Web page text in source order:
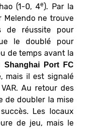
(1-0, 4e). Par la
Melendo ne trouve
de réussite pour
le doublé pour
de temps avant la
Shanghai Port FC
mais il est signalé
Au retour des
de doubler la mise
Les locaux
de jeu, mais le